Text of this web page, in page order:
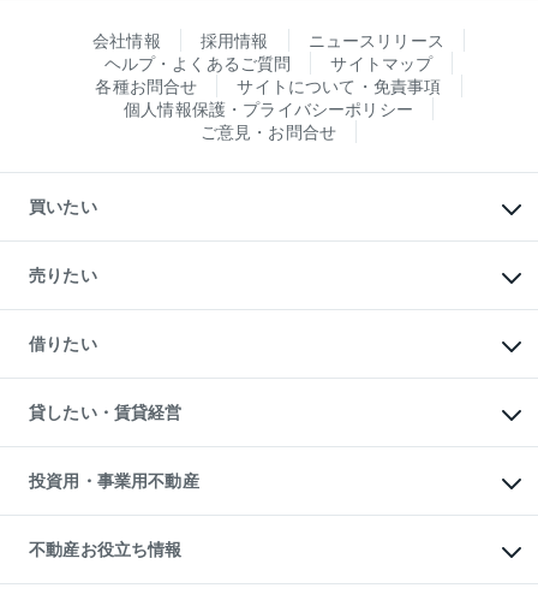
会社情報 採用情報
ニュースリリース
ヘルプ・よくあるご質問
サイトマップ
各種お問合せ
サイトについて・免責事項
個人情報保護・プライバシーポリシー
ご意見・お問合せ
買いたい
新築・分譲マンションの購入
中古マンションの購入
一戸建ての購入
中古一戸建ての購入
不動産購入の流れ
注目キーワード物件特集
購入ガイド
English 繁体中文簡体中文
売りたい
一戸建ての売却・査定
土地の売却・査定
スピードAI査定
不動産査定について
不動産売却の流れ
不動産買換えの流れ
売却ガイド
借りたい
オフィス・店舗の賃貸
借りるときの流れ
借りるガイド
貸したい・賃貸経営
マンション賃料データ
賃貸管理プラン
リロケーションについて
貸すガイド
投資用・事業用不動産
事業用不動産
マンション投資
投資用マンション
不動産お役立ち情報